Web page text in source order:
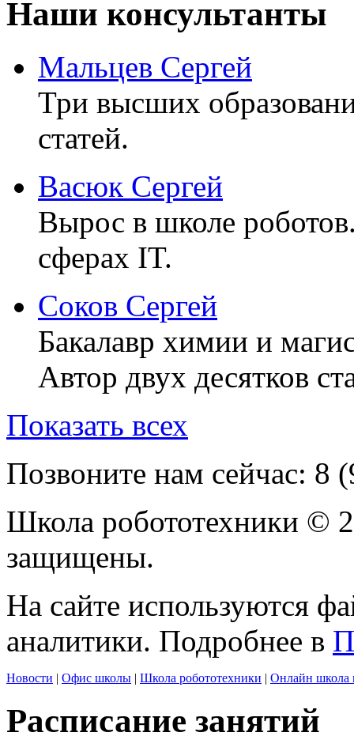
Наши консультанты
Мальцев Сергей
Три высших
статей.
Васюк Сергей
Вырос в школе
сферах IT.
Соков Сергей
Бакалавр химии и
Автор двух десятков
Показать всех
Позвоните нам сейчас: 8
Школа робототехники ©
защищены.
На сайте используются
аналитики. Подробнее в
Новости | Офис школы | Школа робототехники | Онлайн школа
Расписание занятий